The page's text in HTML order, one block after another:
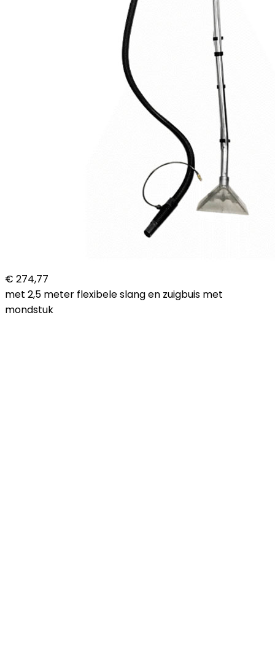
€ 274,77
met 2,5 meter flexibele slang en zuigbuis met
mondstuk